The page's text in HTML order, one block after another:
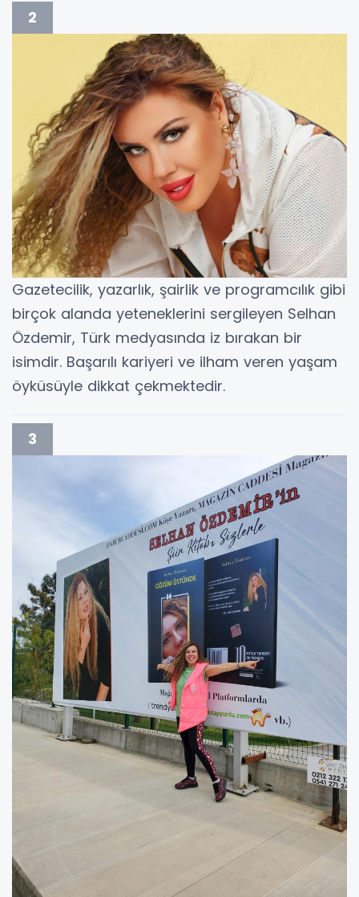
2
Gazetecilik, yazarlık, şairlik ve programcılık gibi
birçok alanda yeteneklerini sergileyen Selhan
Özdemir, Türk medyasında iz bırakan bir
isimdir. Başarılı kariyeri ve ilham veren yaşam
öyküsüyle dikkat çekmektedir.
3